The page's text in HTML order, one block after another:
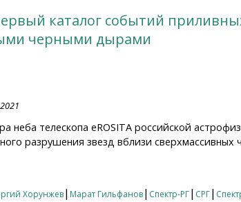
каталог событий
черными дырами
неба телескопа eROSITA российской
разрушения звезд вблизи сверхмассивных
Хорунжев| Марат Гильфанов| Спектр-РГ| СРГ|